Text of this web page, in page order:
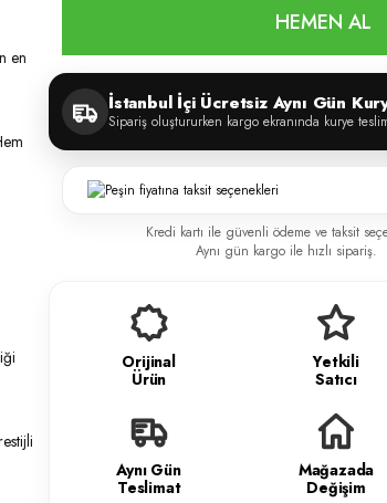
en
HEMEN AL
İstanbul İçi Ücretsiz Aynı Gün
Sipariş oluştururken kargo ekranında kurye
Kredi kartı ile güvenli ödeme ve taksit
Aynı gün kargo ile hızlı sipariş.
Orijinal
Ürün
Yetkili
Satıcı
Aynı Gün
Teslimat
Mağazada
Değişim